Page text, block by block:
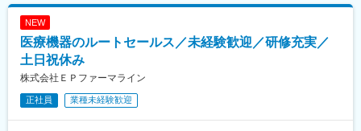
NEW
医療機器のルートセールス／未経験歓迎／研修充実／
土日祝休み
株式会社ＥＰファーマライン
正社員 業種未経験歓迎